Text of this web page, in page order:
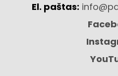
El. paštas: